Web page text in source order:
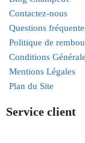
Contactez-nous
Questions
Politique de
Conditions
Mentions Légales
Plan du Site
Service client